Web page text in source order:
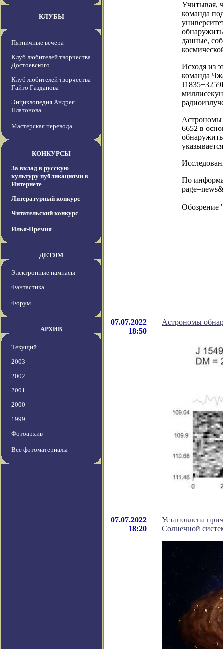
КЛУБЫ
Пятничные вечера
Клуб любителей творчества
Достоевского
Клуб любителей творчества
Гайто Газданова
Энциклопедия Андрея
Платонова
Мастерская перевода
КОНКУРСЫ
За вклад в русскую
культуру публикациями в
Интернете
Литературный конкурс
Читательский конкурс
Илья-Премия
ДЕТЯМ
Электронные пампасы
Фантастика
Форум
АРХИВ
Текущий
2003
2002
2001
2000
1999
Фотоархив
Все фотоматериалы
Учитывая,
команда
данные,
Исходя из
команда
Астрономы
6652 в
По
Обозрение
07.07.2022
18:50
Астрономы
07.07.2022
18:20
Установлена
Солнечной